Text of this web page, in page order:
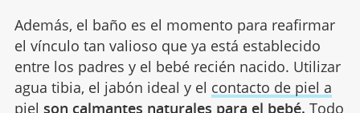
Además, el baño es el momento para reafirmar
el vínculo tan valioso que ya está establecido
entre los padres y el bebé recién nacido. Utilizar
agua tibia, el jabón ideal y el contacto de piel a
piel son calmantes naturales para el bebé. Todo